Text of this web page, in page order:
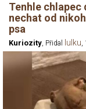
Tenhle chlapec
nechat od
psa
Kuriozity, Přidal lulku,